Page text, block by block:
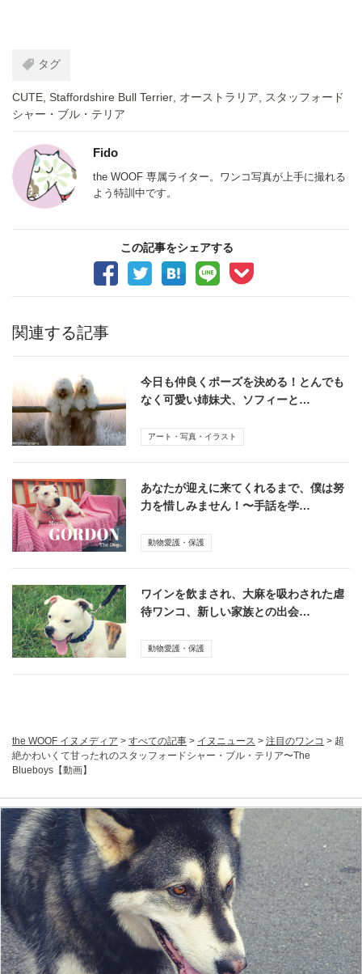
タグ
CUTE, Staffordshire Bull Terrier, オーストラリア, スタッフォード
シャー・ブル・テリア
Fido
the WOOF 専属ライター。ワンコ写真が上手に撮れる
よう特訓中です。
この記事をシェアする
関連する記事
今日も仲良くポーズを決める！とんでも
なく可愛い姉妹犬、ソフィーと…
アート・写真・イラスト
あなたが迎えに来てくれるまで、僕は努
力を惜しみません！〜手話を学…
動物愛護・保護
ワインを飲まされ、大麻を吸わされた虐
待ワンコ、新しい家族との出会…
動物愛護・保護
the WOOF イヌメディア > すべての記事 > イヌニュース > 注目のワンコ > 超
絶かわいくて甘ったれのスタッフォードシャー・ブル・テリア〜The
Blueboys【動画】